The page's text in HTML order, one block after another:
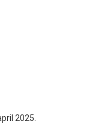
2025.